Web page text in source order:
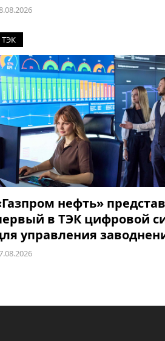
ТЭК
нефть»
в ТЭК цифровой
управления